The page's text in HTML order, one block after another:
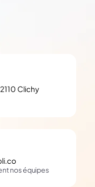
Clichy
nos équipes